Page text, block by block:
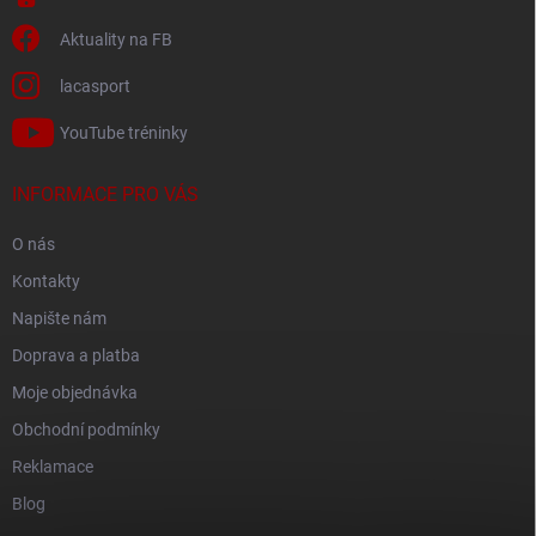
Aktuality na FB
lacasport
YouTube tréninky
INFORMACE PRO VÁS
O nás
Kontakty
Napište nám
Doprava a platba
Moje objednávka
Obchodní podmínky
Reklamace
Blog